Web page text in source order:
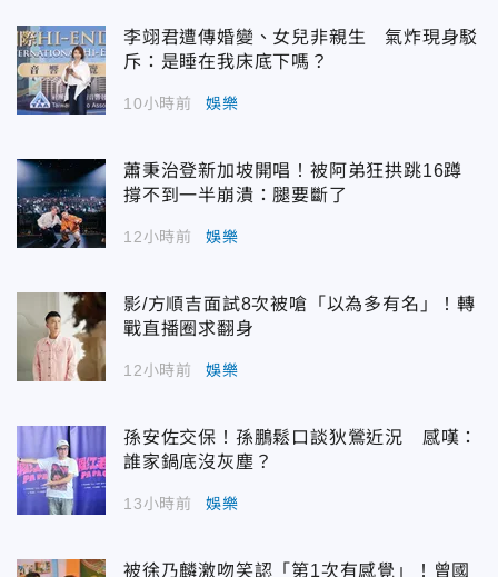
李翊君遭傳婚變、女兒非親生 氣炸現身駁
斥：是睡在我床底下嗎？
10小時前 娛樂
蕭秉治登新加坡開唱！被阿弟狂拱跳16蹲
撐不到一半崩潰：腿要斷了
12小時前 娛樂
影/方順吉面試8次被嗆「以為多有名」！轉
戰直播圈求翻身
12小時前 娛樂
孫安佐交保！孫鵬鬆口談狄鶯近況 感嘆：
誰家鍋底沒灰塵？
13小時前 娛樂
被徐乃麟激吻笑認「第1次有感覺」！曾國